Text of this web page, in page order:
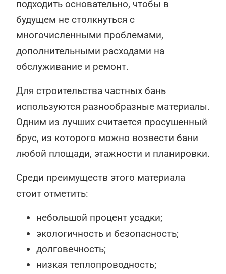
подходить основательно, чтобы в
будущем не столкнуться с
многочисленными проблемами,
дополнительными расходами на
обслуживание и ремонт.
Для строительства частных бань
используются разнообразные материалы.
Одним из лучших считается просушенный
брус, из которого можно возвести бани
любой площади, этажности и планировки.
Среди преимуществ этого материала
стоит отметить:
небольшой процент усадки;
экологичность и безопасность;
долговечность;
низкая теплопроводность;